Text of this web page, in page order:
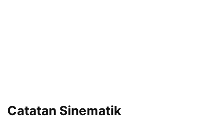
Catatan Sinematik